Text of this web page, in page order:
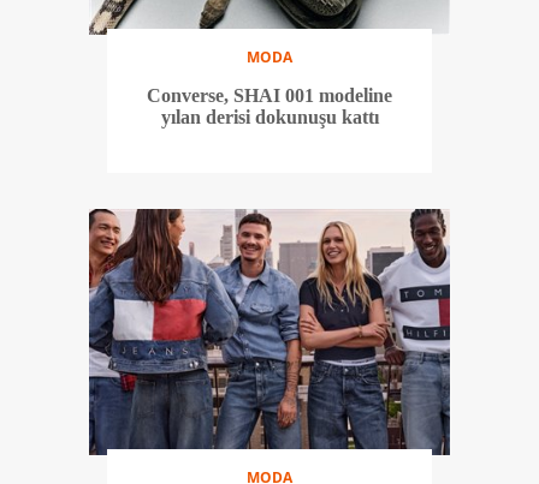
MODA
Converse, SHAI 001 modeline
yılan derisi dokunuşu kattı
MODA